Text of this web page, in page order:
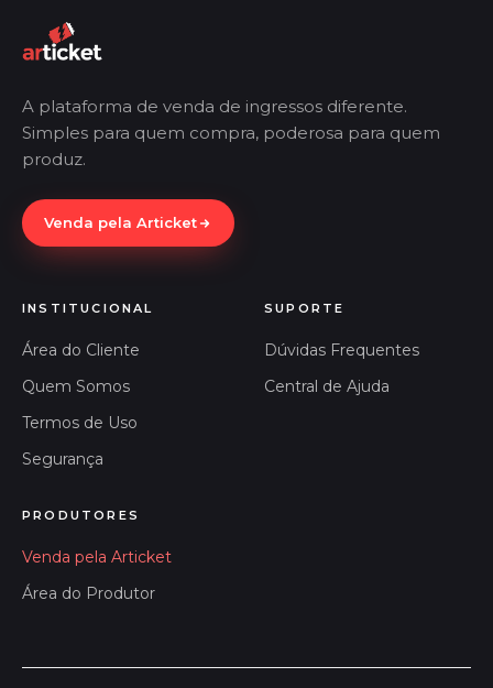
A plataforma de venda de ingressos diferente.
Simples para quem compra, poderosa para quem
produz.
Venda pela Articket
INSTITUCIONAL
Área do Cliente
Quem Somos
Termos de Uso
Segurança
SUPORTE
Dúvidas Frequentes
Central de Ajuda
PRODUTORES
Venda pela Articket
Área do Produtor